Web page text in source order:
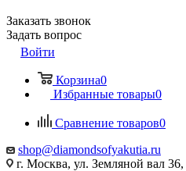
Заказать звонок
Задать вопрос
Войти
Корзина0
Избранные товары0
Сравнение товаров0
shop@diamondsofyakutia.ru
г. Москва, ул. Земляной вал 36,